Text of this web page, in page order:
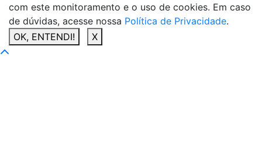
com este monitoramento e o uso de cookies. Em caso
de dúvidas, acesse nossa Política de Privacidade.
OK, ENTENDI!
X